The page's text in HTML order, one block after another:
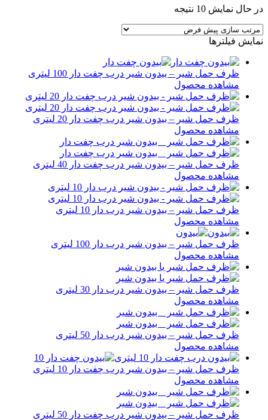
در حال نمایش 10 نتیجه
نمایش فیلترها
ظرف حمل شیر – بیدون شیر درب چفت دار 100 لیتری
مشاهده محصول
ظرف حمل شیر – بیدون شیر درب چفت دار 20 لیتری
مشاهده محصول
ظرف حمل شیر – بیدون شیر درب چفت دار 40 لیتری
مشاهده محصول
ظرف حمل شیر – بیدون شیر درب دار 10 لیتری
مشاهده محصول
ظرف حمل شیر – بیدون شیر درب دار 100 لیتری
مشاهده محصول
ظرف حمل شیر – بیدون شیر درب دار 30 لیتری
مشاهده محصول
ظرف حمل شیر – بیدون شیر درب دار 50 لیتری
مشاهده محصول
ظرف حمل شیر – بیدون شیر درب چفت دار 10 لیتری
مشاهده محصول
ظرف حمل شیر – بیدون شیر درب چفت دار 50 لیتری